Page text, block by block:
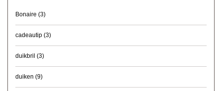
Bonaire (3)
cadeautip (3)
duikbril (3)
duiken (9)